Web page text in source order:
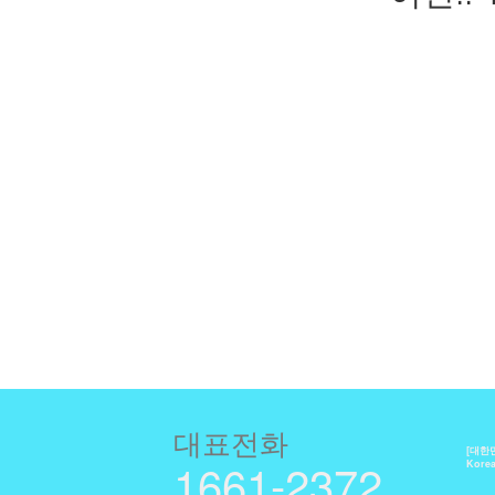
대표전화
[대한
Korea